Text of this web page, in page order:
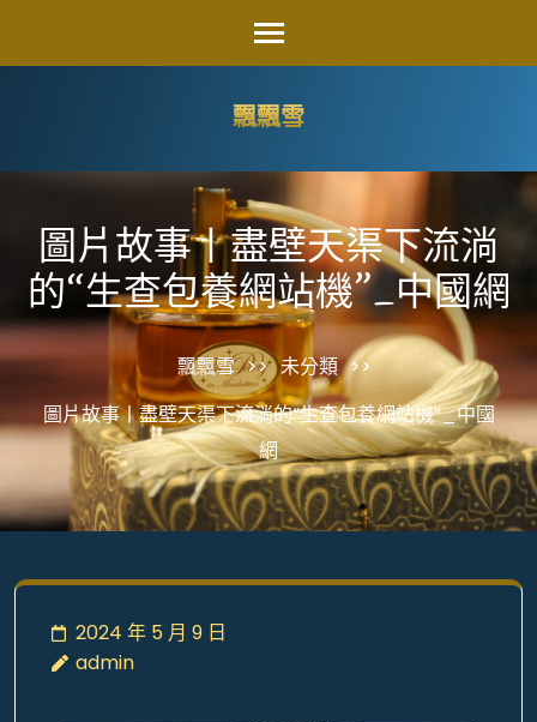
飄飄雪
圖片故事丨盡壁天渠下流淌
的“生查包養網站機”_中國網
飄飄雪 >> 未分類 >>
圖片故事丨盡壁天渠下流淌的“生查包養網站機”_中國
網
2024 年 5 月 9 日
admin